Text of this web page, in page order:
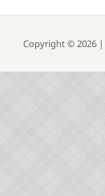
Copyright © 2026 |